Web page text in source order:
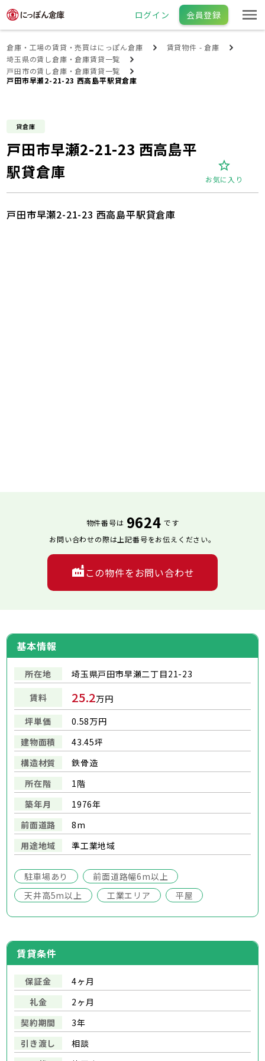
ログイン 会員登録
倉庫・工場の賃貸・売買はにっぽん倉庫
賃貸物件 - 倉庫
埼玉県の賃し倉庫・倉庫賃貸一覧
戸田市の賃し倉庫・倉庫賃貸一覧
戸田市早瀬2-21-23 西高島平駅貸倉庫
貸倉庫
戸田市早瀬2-21-23 西高島平
駅貸倉庫
お気に入り
基本情報
所在地
埼玉県戸田市早瀬二丁目21-23
賃料
25.2万円
坪単価
0.58万円
建物面積
43.45坪
構造材質
鉄骨造
所在階
1階
築年月
1976年
前面道路
8m
用途地域
準工業地域
駐車場あり
前面道路幅6m以上
天井高5m以上
工業エリア 平屋
戸田市早瀬2-21-23 西高島平駅貸倉庫
物件番号は 9624 です
お問い合わせの際は上記番号をお伝えください。
この物件をお問い合わせ
賃貸条件
保証金
4ヶ月
礼金
2ヶ月
契約期間
3年
引き渡し
相談